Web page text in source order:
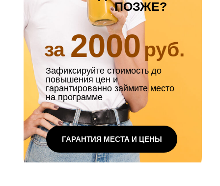
ПОЗЖЕ?
ГАРАНТИЯ МЕСТА И ЦЕНЫ
за 2000руб.
Зафиксируйте стоимость до
повышения цен и
гарантированно займите место
на программе